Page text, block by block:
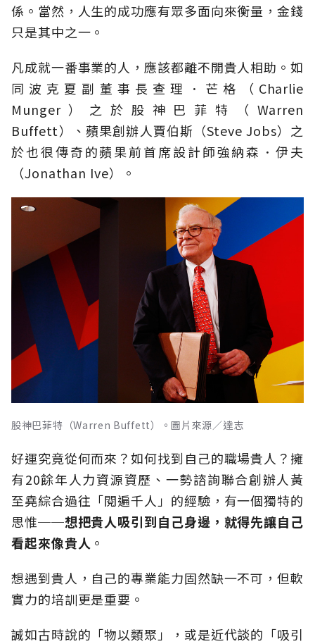
係。當然，人生的成功應有眾多面向來衡量，金錢
只是其中之一。
凡成就一番事業的人，應該都離不開貴人相助。如
同波克夏副董事長查理．芒格（Charlie
Munger）之於股神巴菲特（Warren
Buffett）、蘋果創辦人賈伯斯（Steve Jobs）之
於也很傳奇的蘋果前首席設計師強納森．伊夫
（Jonathan Ive）。
股神巴菲特（Warren Buffett）。圖片來源／達志
好運究竟從何而來？如何找到自己的職場貴人？擁
有20餘年人力資源資歷、一勢諮詢聯合創辦人黃
至堯綜合過往「閱遍千人」的經驗，有一個獨特的
思惟──想把貴人吸引到自己身邊，就得先讓自己
看起來像貴人 。
想遇到貴人，自己的專業能力固然缺一不可，但軟
實力的培訓更是重要。
誠如古時說的「物以類聚」，或是近代談的「吸引